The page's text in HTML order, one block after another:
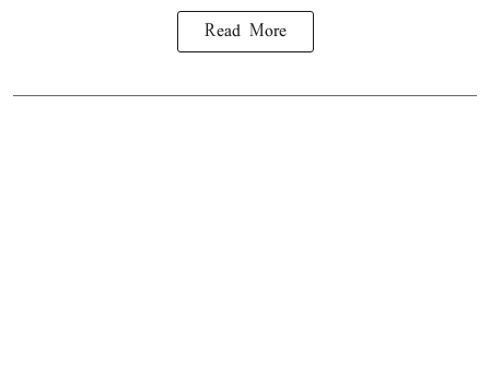
Read More